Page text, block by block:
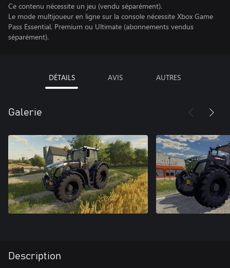
Ce contenu nécessite un jeu (vendu séparément).
Le mode multijoueur en ligne sur la console nécessite Xbox Game
Pass Essential, Premium ou Ultimate (abonnements vendus
séparément).
DÉTAILS AVIS AUTRES
Galerie
Description